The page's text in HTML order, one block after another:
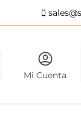
Mi Cuenta